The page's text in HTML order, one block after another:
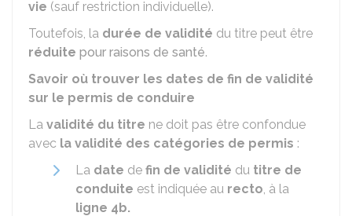
vie (sauf restriction individuelle).
Toutefois, la durée de validité du titre peut être
réduite pour raisons de santé.
Savoir où trouver les dates de fin de validité
sur le permis de conduire
La validité du titre ne doit pas être confondue
avec la validité des catégories de permis :
La date de fin de validité du titre de
conduite est indiquée au recto, à la
ligne 4b.